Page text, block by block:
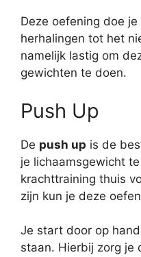
Deze oefening doe
herhalingen tot het
namelijk lastig om
gewichten te doen.
Push Up
De push up is de
je lichaamsgewicht
krachttraining thuis
zijn kun je deze
Je start door op
staan. Hierbij zorg je